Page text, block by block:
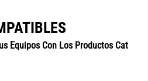
Equipos Con Los Productos Cat